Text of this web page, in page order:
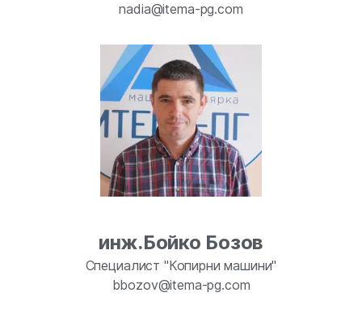
nadia@itema-pg.com
инж.Бойко Бозов
Специалист "Копирни машини"
bbozov@itema-pg.com